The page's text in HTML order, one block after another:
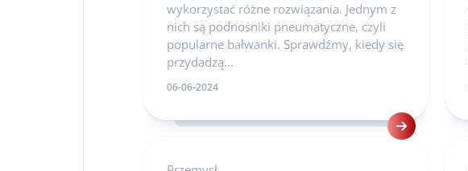
wykorzystać różne rozwiązania. Jednym z
nich są podnośniki pneumatyczne, czyli
popularne bałwanki. Sprawdźmy, kiedy się
przydadzą...
06-06-2024